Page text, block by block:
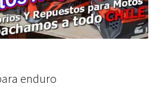
enduro